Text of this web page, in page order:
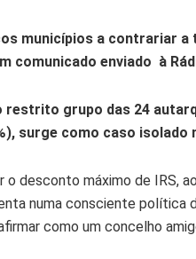
municípios a contrariar a
comunicado enviado à
restrito grupo das 24
surge como caso isolado
o desconto máximo de IRS,
numa consciente
como um concelho